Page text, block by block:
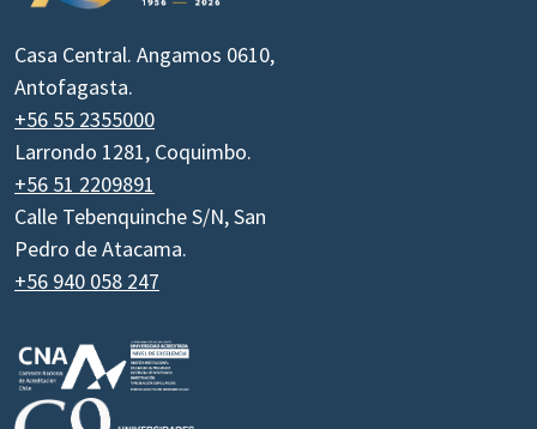
Casa Central. Angamos 0610,
Antofagasta.
+56 55 2355000
Larrondo 1281, Coquimbo.
+56 51 2209891
Calle Tebenquinche S/N, San
Pedro de Atacama.
+56 940 058 247